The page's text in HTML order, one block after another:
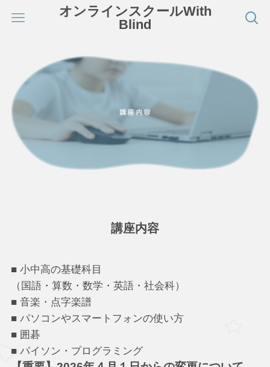
オンラインスクールWith
Blind
講座内容
■ 小中高の基礎科目
（国語・算数・数学・英語・社会科）
■ 音楽・点字楽譜
■ パソコンやスマートフォンの使い方
■ 囲碁
■ パイソン・プログラミング